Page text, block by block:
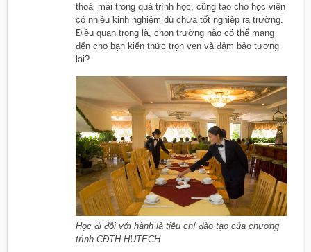
thoải mái trong quá trình học, cũng tạo cho học viên
có nhiều kinh nghiệm dù chưa tốt nghiệp ra trường.
Điều quan trọng là, chọn trường nào có thể mang
đến cho bạn kiến thức trọn vẹn và đảm bảo tương
lai?
Học đi đôi với hành là tiêu chí đào tạo của chương
trình CĐTH HUTECH